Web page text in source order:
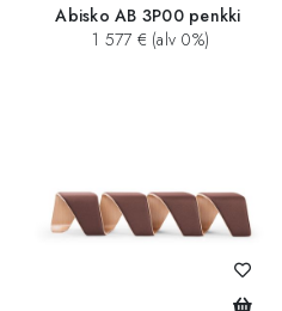
Abisko AB 3P00 penkki
1 577 € (alv 0%)